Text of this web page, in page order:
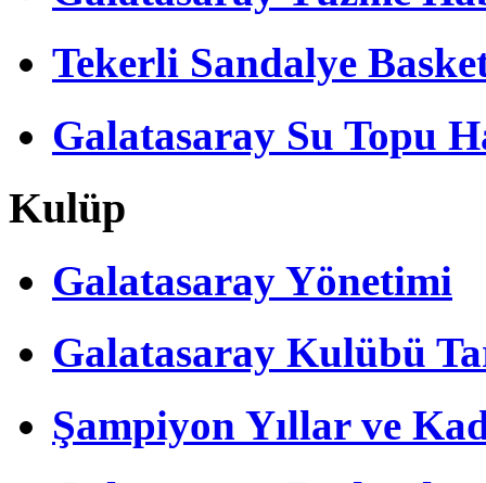
Tekerli Sandalye
Galatasaray Su Topu
Kulüp
Galatasaray Yönetimi
Galatasaray Kulübü
Şampiyon Yıllar ve